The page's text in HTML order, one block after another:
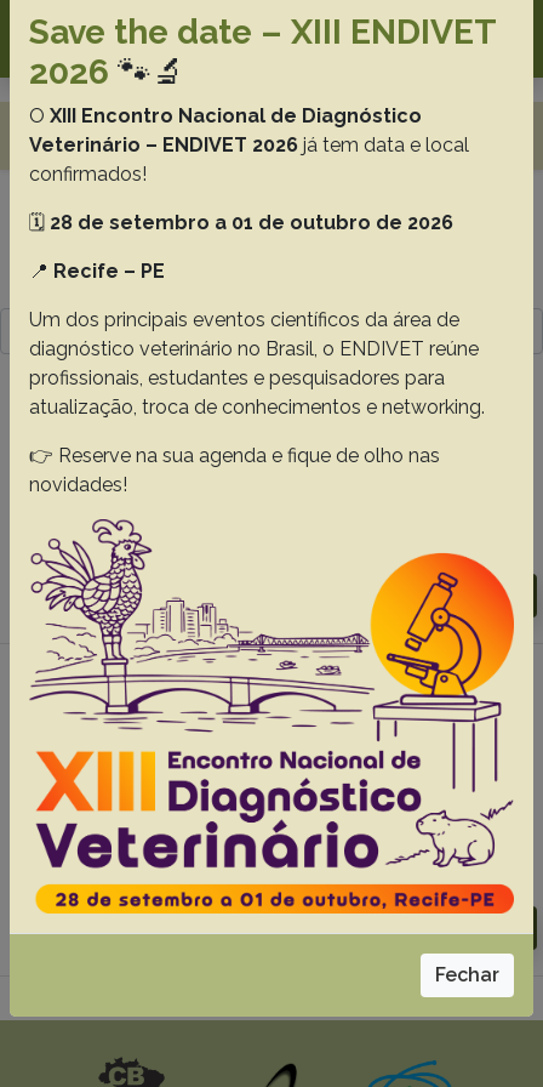
Search
Toggle navigation
Resultado da pesquisa (2)
Silva J.P.G.
#1 -
Dorsal thermal necrosis in a Brazilian
sheep flock
Lima T.S. Fonseca S.M.C. Silva Filho G.B.
Silva J.P.G.
Tenório M.S.M.
Abstracts: English
Go to 43(0), 2023
Download article |
#2 -
Bilateral perirenal fat necrosis in a
sambar deer (Rusa unicolor)
Bernardo A.C.M.R. Lima T.S.
Fonseca S.M.C.
Silva-Filho G.B.
Bom H.A.S.C. Melo E.T.
Silva J.P.G.
Mendonça F.S.
Abstracts: English Portuguese
Save the date – XIII ENDIVET
2026 🐾🔬
O XIII Encontro Nacional de Diagnóstico
Veterinário – ENDIVET 2026 já tem data e local
confirmados!
🗓️ 28 de setembro a 01 de outubro de 2026
📍 Recife – PE
Um dos principais eventos científicos da área de
diagnóstico veterinário no Brasil, o ENDIVET reúne
profissionais, estudantes e pesquisadores para
atualização, troca de conhecimentos e networking.
👉 Reserve na sua agenda e fique de olho nas
novidades!
Fechar